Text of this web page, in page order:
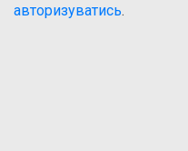
авторизуватись.